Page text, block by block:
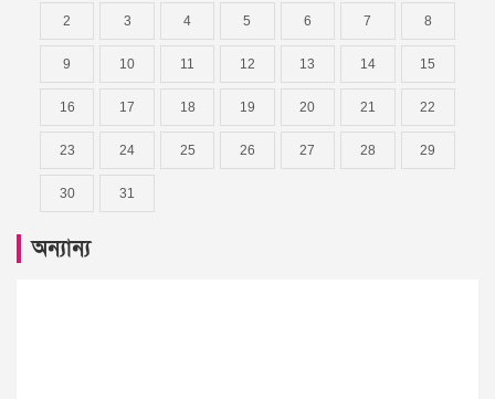
2 3 4 5 6 7 8
9 10 11 12 13 14 15
16 17 18 19 20 21 22
23 24 25 26 27 28 29
30 31
অন্যান্য